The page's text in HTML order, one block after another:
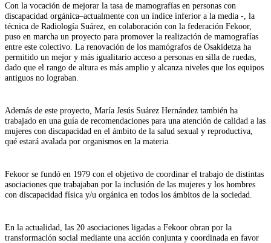
Con la vocación de mejorar la tasa de mamografías en personas con
discapacidad orgánica–actualmente con un índice inferior a la media -, la
técnica de Radiología Suárez, en colaboración con la federación Fekoor,
puso en marcha un proyecto para promover la realización de mamografías
entre este colectivo La renovación de los mamógrafos de Osakidetza ha
permitido un mejor y más igualitario acceso a personas en silla de ruedas
dado que el rango de altura es más amplio y alcanza niveles que los equipos
antiguos no lograban
Además de este proyecto, María Jesús Suárez Hernández también ha
trabajado en una guía de recomendaciones para una atención de calidad a las
mujeres con discapacidad en el ámbito de la salud sexual y reproductiva,
qué estará avalada por organismos en la materia.
Fekoor se fundó en 1979 con el objetivo de coordinar el trabajo de distintas
asociaciones que trabajaban por la inclusión de las mujeres y los hombres
con discapacidad física y/u orgánica en todos los ámbitos de la sociedad.
En la actualidad, las 20 asociaciones ligadas a Fekoor obran por la
transformación social mediante una acción conjunta y coordinada en favor